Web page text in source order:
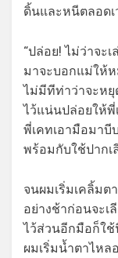
ดิ้นและหนีตลอดเ
“ปล่อย! ไม่ว่าจะ
มาจะบอกแม่ให้
ไม่มีทีท่าว่าจะหยุ
ไว้แน่นปล่อยให้พี่
พี่เคทเอามือมา
พร้อมกับใช้ปากเ
จนผมเริ่มเคลิ้ม
อย่างช้าก่อนจะเ
ไว้ส่วนอีกมือก็ใ
ผมเริ่มน้ำตาไห